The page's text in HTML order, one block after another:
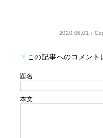
2020.06.01：
▼ この記事へのコメント
題名
本文